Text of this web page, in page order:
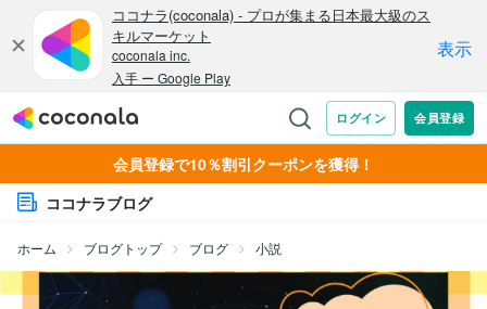
会員登録で10％割引クーポンを獲得！
ココナラブログ
ホーム ブログトップ ブログ 小説